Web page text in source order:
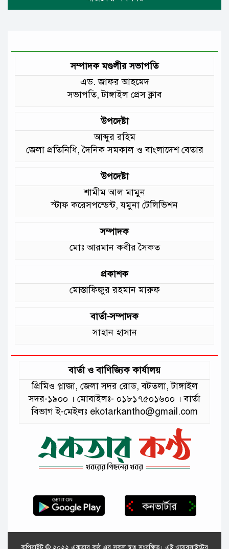
টানা বৃষ্টিতে টাঙ্গাইলে বিপর্যস্ত জনজীবন
এখন টাঙ্গাইলে
জেলার মানুষের উন্নত স্বাস্থ্যসেবায় সর্বোচ্চ
গুরুত্ব দিয়ে কাজ করছি: প্রতিমন্ত্রী টুকু
আমাদের চার পাশে ব্যাঙের ছাতার মতো
গড়ে উঠছে মাদ্রাসা ও কিন্ডার গার্ডেন
:মুক্তিযুদ্ধ বিষয়কমন্ত্রী
সম্পাদক মণ্ডলীর সভাপতি
এড. জাফর আহমেদ
সভাপতি, টাঙ্গাইল প্রেস ক্লাব
উপদেষ্টা
আব্দুর রহিম
জেলা প্রতিনিধি, দৈনিক সমকাল ও বাংলাদেশ বেতার
উপদেষ্টা
শামীম আল মামুন
স্টাফ করেসপন্ডেন্ট, যমুনা টেলিভিশন
সম্পাদক
মোঃ আরমান কবীর সৈকত
প্রকাশক
মোস্তাফিজুর রহমান মারুফ
বার্তা-সম্পাদক
সাহান হাসান
বার্তা ও বাণিজ্যিক কার্যালয়
প্রিমিও প্লাজা, জেলা সদর রোড, বটতলা, টাঙ্গাইল
সদর-১৯০০ । মোবাইলঃ- ০১৮১৭৫০১৬০০ । বার্তা
বিভাগ ই-মেইলঃ ekotarkantho@gmail.com
কপিরাইট © ২০২২ একতার কণ্ঠ এর সকল স্বত্ব সংরক্ষিত। এই ওয়েবসাইটের